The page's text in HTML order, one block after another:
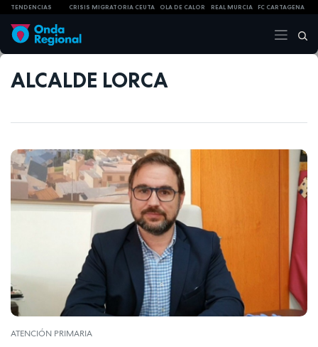
TENDENCIAS CRISIS MIGRATORIA CEUTA OLA DE CALOR REAL MURCIA FC CARTAGENA
ALCALDE LORCA
ATENCIÓN PRIMARIA